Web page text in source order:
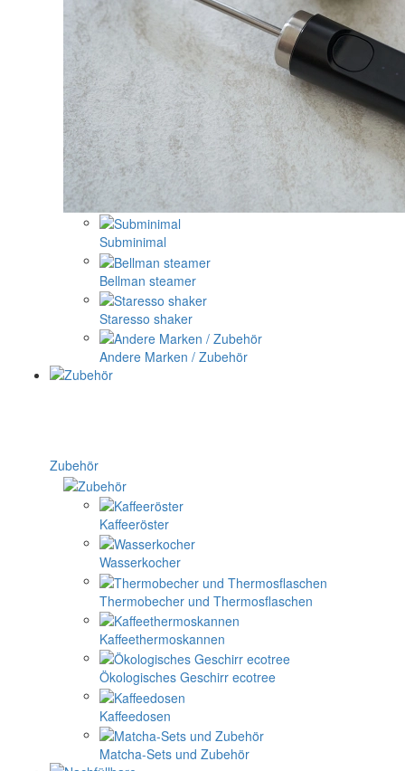
Subminimal
Bellman steamer
Staresso shaker
Andere Marken / Zubehör
Zubehör
Kaffeeröster
Wasserkocher
Thermobecher und Thermosflaschen
Kaffeethermoskannen
Ökologisches Geschirr ecotree
Kaffeedosen
Matcha-Sets und Zubehör